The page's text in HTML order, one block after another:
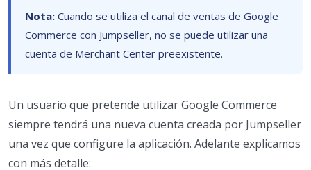
Nota: Cuando se utiliza el canal de ventas de Google
Commerce con Jumpseller, no se puede utilizar una
cuenta de Merchant Center preexistente.
Un usuario que pretende utilizar Google Commerce
siempre tendrá una nueva cuenta creada por Jumpseller
una vez que configure la aplicación. Adelante explicamos
con más detalle: